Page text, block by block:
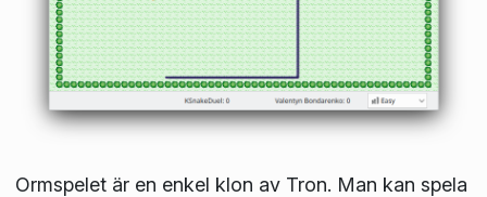
Ormspelet är en enkel klon av Tron. Man kan spela